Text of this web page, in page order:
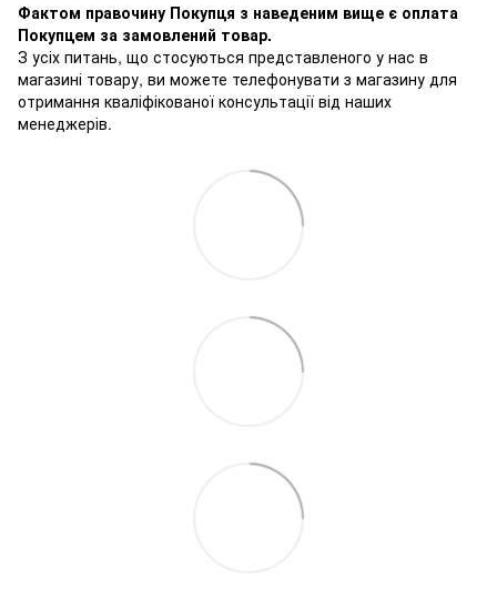
Фактом правочину Покупця з наведеним вище є оплата
Покупцем за замовлений товар.
З усіх питань, що стосуються представленого у нас в
магазині товару, ви можете телефонувати з магазину для
отримання кваліфікованої консультації від наших
менеджерів.